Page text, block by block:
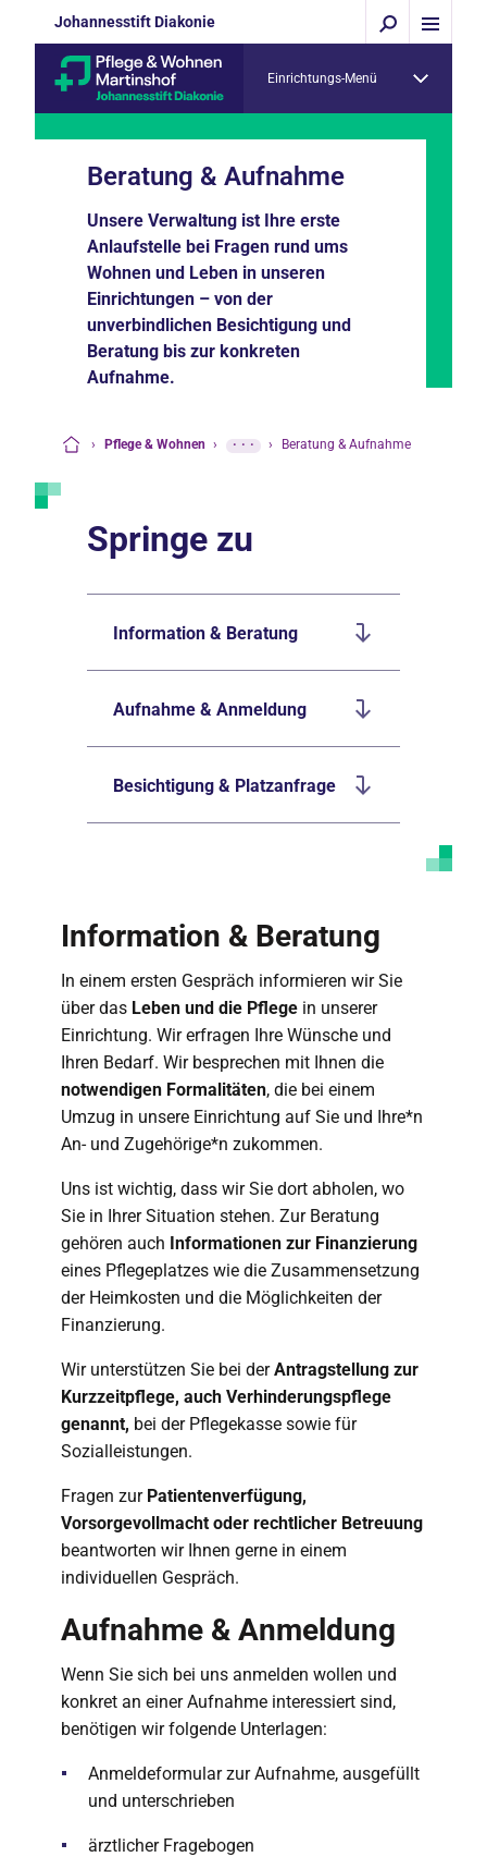
Johannesstift Diakonie
Einrichtungs-Menü
Beratung & Aufnahme
Unsere Verwaltung ist Ihre erste
Anlaufstelle bei Fragen rund ums
Wohnen und Leben in unseren
Einrichtungen – von der
unverbindlichen Besichtigung und
Beratung bis zur konkreten
Aufnahme.
› Pflege & Wohnen › ··· › Beratung & Aufnahme
Springe zu
Information & Beratung
Aufnahme & Anmeldung
Besichtigung & Platzanfrage
Information & Beratung
In einem ersten Gespräch informieren wir Sie
über das Leben und die Pflege in unserer
Einrichtung. Wir erfragen Ihre Wünsche und
Ihren Bedarf. Wir besprechen mit Ihnen die
notwendigen Formalitäten, die bei einem
Umzug in unsere Einrichtung auf Sie und Ihre*n
An- und Zugehörige*n zukommen.
Uns ist wichtig, dass wir Sie dort abholen, wo
Sie in Ihrer Situation stehen. Zur Beratung
gehören auch Informationen zur Finanzierung
eines Pflegeplatzes wie die Zusammensetzung
der Heimkosten und die Möglichkeiten der
Finanzierung.
Wir unterstützen Sie bei derAntragstellung zur
Kurzzeitpflege, auch Verhinderungspflege
genannt, bei der Pflegekasse sowie für
Sozialleistungen.
Fragen zur Patientenverfügung,
Vorsorgevollmacht oder rechtlicher Betreuung
beantworten wir Ihnen gerne in einem
individuellen Gespräch.
Aufnahme & Anmeldung
Wenn Sie sich bei uns anmelden wollen und
konkret an einer Aufnahme interessiert sind,
benötigen wir folgende Unterlagen:
Anmeldeformular zur Aufnahme, ausgefüllt
und unterschrieben
ärztlicher Fragebogen